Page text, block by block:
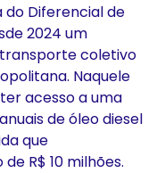
do Diferencial de
2024 um
coletivo
Naquele
acesso a uma
de óleo diesel
que
R$ 10 milhões.